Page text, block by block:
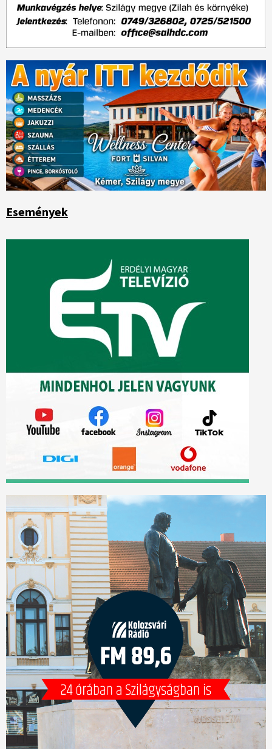
Események